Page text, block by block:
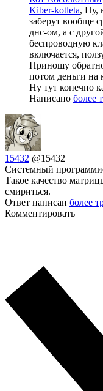
Kiber-kotleta, Ну,
заберут вообще
днс-ом, а с
беспроводную
включается,
Приношу
потом деньги на
Ну тут конечно
Написано более
15432 @15432
Системный
Такое качество
смириться.
Ответ написан более
Комментировать